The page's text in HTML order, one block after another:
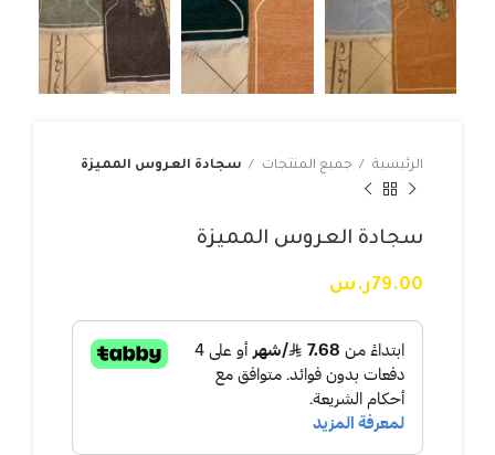
الرئيسية جميع المنتجات سجادة العروس المميزة
سجادة العروس المميزة
79.00ر.س